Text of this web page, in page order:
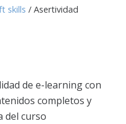
skills / Asertividad
de e-learning con
completos y
del curso